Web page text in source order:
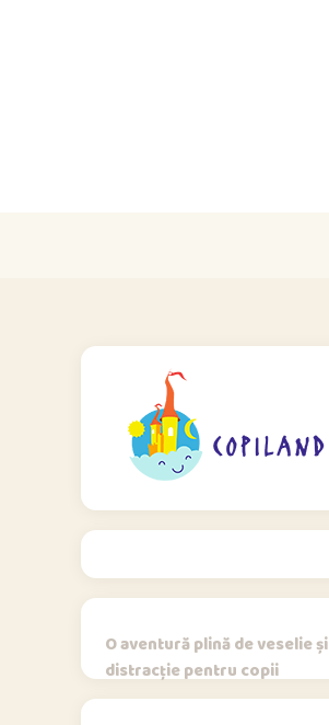
O aventură plină de veselie și
distracție pentru copii